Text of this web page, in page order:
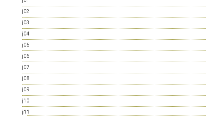
j02
j03
j04
j05
j06
j07
j08
j09
j10
j11